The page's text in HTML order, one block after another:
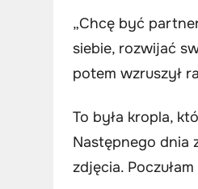
„Chcę być
siebie, rozwijać
potem wzruszył
To była kropla,
Następnego dnia
zdjęcia.